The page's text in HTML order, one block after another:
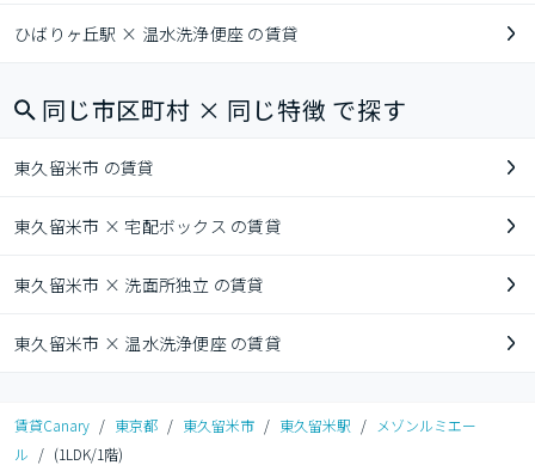
ひばりヶ丘駅 × 温水洗浄便座 の賃貸
同じ市区町村 × 同じ特徴 で探す
東久留米市 の賃貸
東久留米市 × 宅配ボックス の賃貸
東久留米市 × 洗面所独立 の賃貸
東久留米市 × 温水洗浄便座 の賃貸
賃貸Canary / 東京都 / 東久留米市 / 東久留米駅 /
メゾンルミエー
ル / (1LDK/1階)